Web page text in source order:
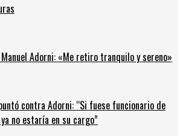
Manuel Adorni: «Me retiro tranquilo y sereno»
contra Adorni: “Si fuese funcionario de
no estaría en su cargo”